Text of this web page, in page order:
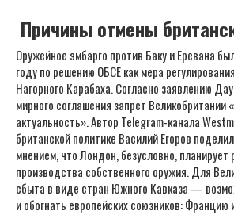
Причины отмены
Оружейное эмбарго против Баку и Еревана
году по решению ОБСЕ как мера
Нагорного Карабаха. Согласно заявлению
мирного соглашения запрет Великобритании
актуальность». Автор Telegram-канала
британской политике Василий Егоров
мнением, что Лондон, безусловно,
производства собственного оружия. Для
сбыта в виде стран Южного Кавказа —
и обогнать европейских союзников: Францию